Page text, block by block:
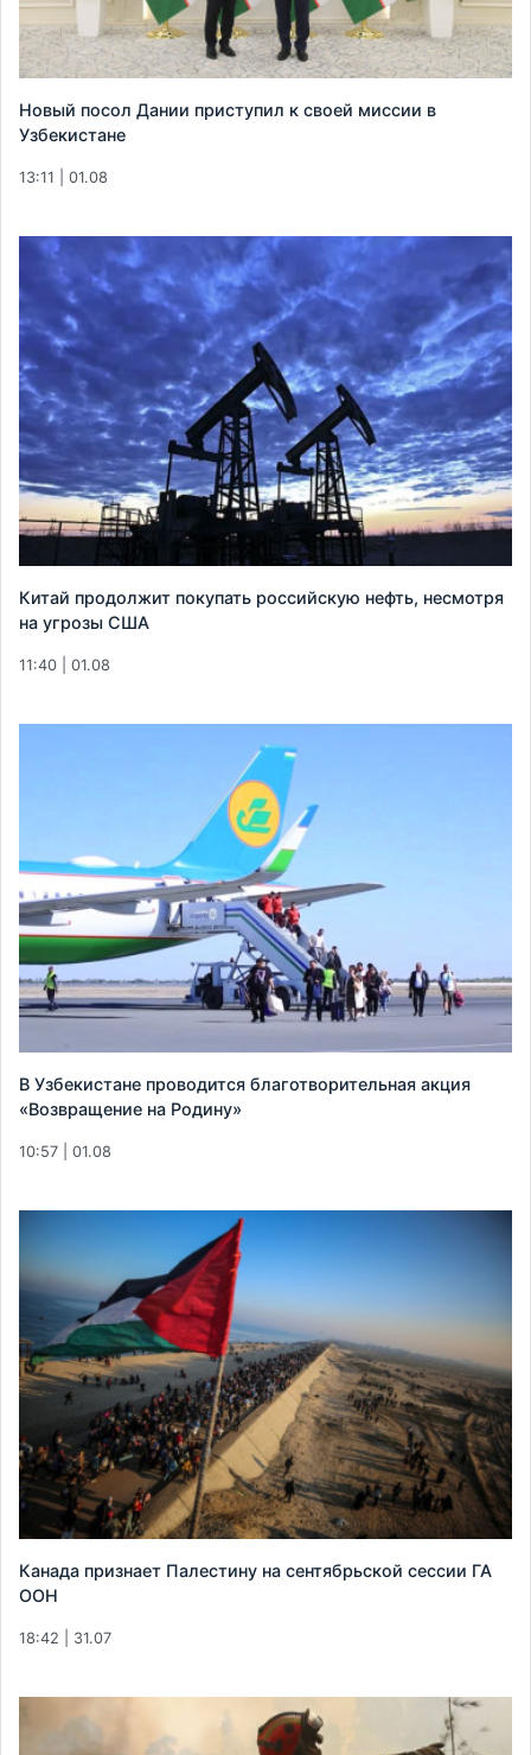
Новый посол Дании приступил к своей миссии в
Узбекистане
13:11 | 01.08
Китай продолжит покупать российскую нефть, несмотря
на угрозы США
11:40 | 01.08
В Узбекистане проводится благотворительная акция
«Возвращение на Родину»
10:57 | 01.08
Канада признает Палестину на сентябрьской сессии ГА
ООН
18:42 | 31.07